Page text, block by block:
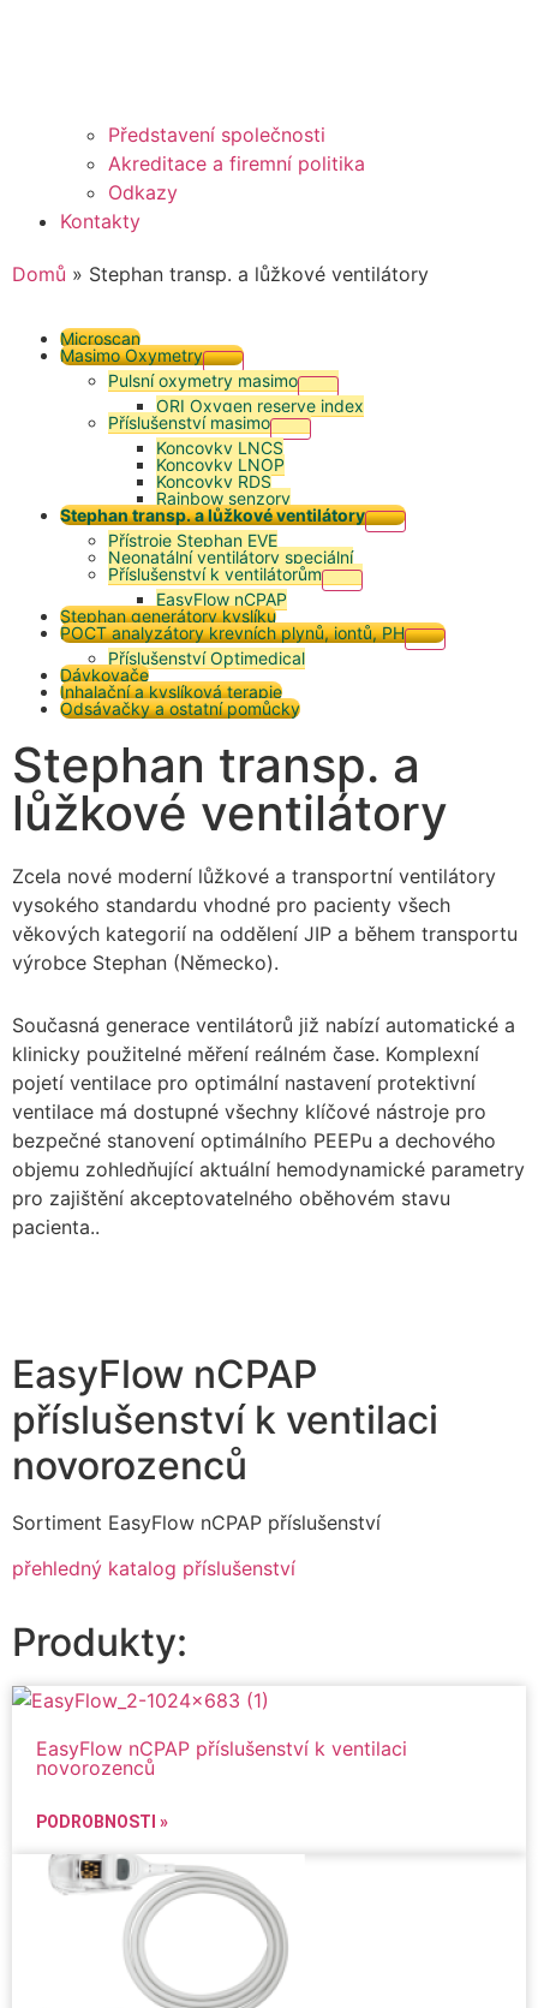
Představení společnosti
Akreditace a firemní politika
Odkazy
Kontakty
Domů » Stephan transp. a lůžkové ventilátory
Microscan
Masimo Oxymetry
Pulsní oxymetry masimo
ORI Oxygen reserve index
Příslušenství masimo
Koncovky LNCS
Koncovky LNOP
Koncovky RDS
Rainbow senzory
Stephan transp. a lůžkové ventilátory
Přístroje Stephan EVE
Neonatální ventilátory speciální
Příslušenství k ventilátorům
EasyFlow nCPAP
Stephan generátory kyslíku
POCT analyzátory krevních plynů, iontů, PH
Příslušenství Optimedical
Dávkovače
Inhalační a kyslíková terapie
Odsávačky a ostatní pomůcky
Stephan transp. a
lůžkové ventilátory
Zcela nové moderní lůžkové a transportní ventilátory
vysokého standardu vhodné pro pacienty všech
věkových kategorií na oddělení JIP a během transportu
výrobce Stephan (Německo).
Současná generace ventilátorů již nabízí automatické a
klinicky použitelné měření reálném čase. Komplexní
pojetí ventilace pro optimální nastavení protektivní
ventilace má dostupné všechny klíčové nástroje pro
bezpečné stanovení optimálního PEEPu a dechového
objemu zohledňující aktuální hemodynamické parametry
pro zajištění akceptovatelného oběhovém stavu
pacienta..
EasyFlow nCPAP
příslušenství k ventilaci
novorozenců
Sortiment EasyFlow nCPAP příslušenství
přehledný katalog příslušenství
Produkty:
EasyFlow nCPAP příslušenství k ventilaci
novorozenců
PODROBNOSTI »